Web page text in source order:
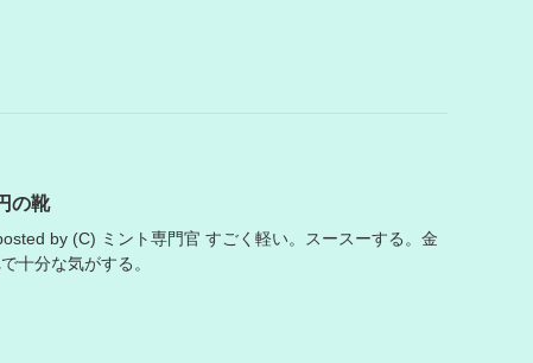
の靴
by (C) ミント専門官 すごく軽い。スースーする。金
十分な気がする。